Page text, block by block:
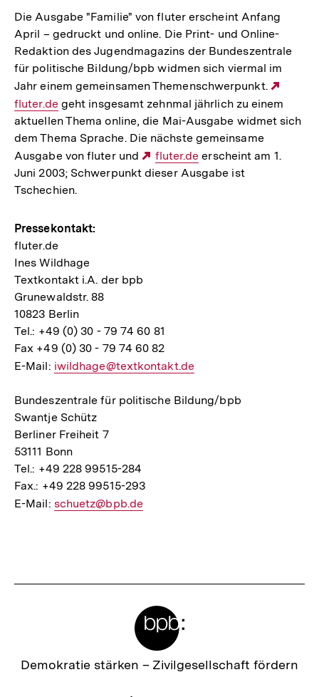
Die Ausgabe "Familie" von fluter erscheint Anfang
April – gedruckt und online. Die Print- und Online-
Redaktion des Jugendmagazins der Bundeszentrale
für politische Bildung/bpb widmen sich viermal im
Jahr einem gemeinsamen Themenschwerpunkt.
fluter.de geht insgesamt zehnmal jährlich zu einem
aktuellen Thema online, die Mai-Ausgabe widmet sich
dem Thema Sprache. Die nächste gemeinsame
Ausgabe von fluter und
Externer
Link:
fluter.de erscheint am 1.
Juni 2003; Schwerpunkt dieser Ausgabe ist
Tschechien.
Pressekontakt:
fluter.de
Ines Wildhage
Textkontakt i.A. der bpb
Grunewaldstr. 88
10823 Berlin
Tel.: +49 (0) 30 - 79 74 60 81
Fax +49 (0) 30 - 79 74 60 82
E-Mail: E-
Link:
iwildhage@textkontakt.de
Bundeszentrale für politische Bildung/bpb
Swantje Schütz
Berliner Freiheit 7
53111 Bonn
Tel.: +49 228 99515-284
Fax.: +49 228 99515-293
E-Mail: E-
schuetz@bpb.de
Zur
Demokratie stärken – Zivilgesellschaft fördern